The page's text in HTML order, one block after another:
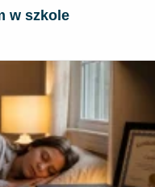
w szkole